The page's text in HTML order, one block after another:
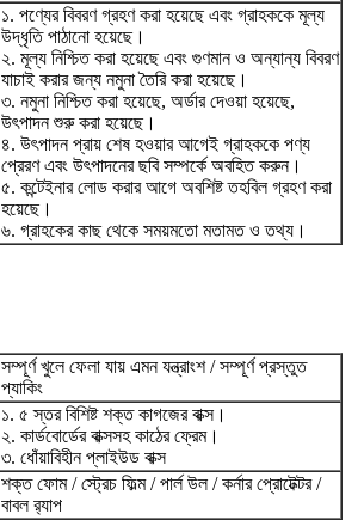
১. পণ্যের বিবরণ গ্রহণ করা হয়েছে এবং গ্রাহককে মূল্য
উদ্ধৃতি পাঠানো হয়েছে।
২. মূল্য নিশ্চিত করা হয়েছে এবং গুণমান ও অন্যান্য বিবরণ
যাচাই করার জন্য নমুনা তৈরি করা হয়েছে।
৩. নমুনা নিশ্চিত করা হয়েছে, অর্ডার দেওয়া হয়েছে,
উৎপাদন শুরু করা হয়েছে।
৪. উৎপাদন প্রায় শেষ হওয়ার আগেই গ্রাহককে পণ্য
প্রেরণ এবং উৎপাদনের ছবি সম্পর্কে অবহিত করুন।
৫. কন্টেইনার লোড করার আগে অবশিষ্ট তহবিল গ্রহণ করা
হয়েছে।
৬. গ্রাহকের কাছ থেকে সময়মতো মতামত ও তথ্য।
সম্পূর্ণ খুলে ফেলা যায় এমন যন্ত্রাংশ / সম্পূর্ণ প্রস্তুত
প্যাকিং
১. ৫ স্তর বিশিষ্ট শক্ত কাগজের বাক্স।
২. কার্ডবোর্ডের বাক্সসহ কাঠের ফ্রেম।
৩. ধোঁয়াবিহীন প্লাইউড বাক্স
শক্ত ফোম / স্ট্রেচ ফিল্ম / পার্ল উল / কর্নার প্রোটেক্টর /
বাবল র‍্যাপ